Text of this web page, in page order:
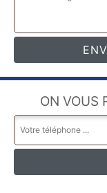
ON VOUS